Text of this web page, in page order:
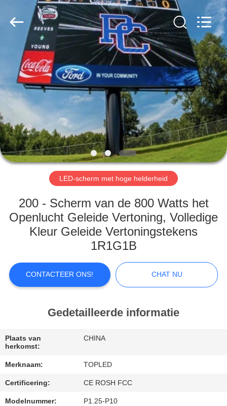
HUIS
PRODUCTEN
VIDEOS
VR-
SHOW
ONGEVEER
ONS
FABRIEKSREIS
KWALITEITSCONTROLE
CONTACTEER
NIEUWS
GEVALLEN
Services
Co.,LTD.
Reserved.
Developed
LED-scherm met hoge helderheid
200 - Scherm van de 800 Watts het
Openlucht Geleide Vertoning, Volledige
Kleur Geleide Vertoningstekens
1R1G1B
CONTACTEER ONS! CHAT NU
Gedetailleerde informatie
Plaats van
herkomst:
CHINA
Merknaam: TOPLED
Certificering: CE ROSH FCC
Modelnummer: P1.25-P10